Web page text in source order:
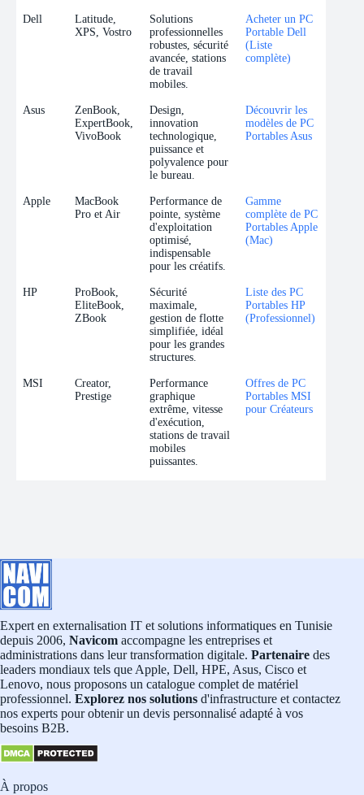
Dell
Latitude,
XPS, Vostro
Solutions
professionnelles
robustes, sécurité
avancée, stations
de travail
mobiles.
Acheter un PC
Portable Dell
(Liste
complète)
Asus
ZenBook,
ExpertBook,
VivoBook
Design,
innovation
technologique,
puissance et
polyvalence pour
le bureau.
Découvrir les
modèles de PC
Portables Asus
Apple
MacBook
Pro et Air
Performance de
pointe, système
d'exploitation
optimisé,
indispensable
pour les créatifs.
Gamme
complète de PC
Portables Apple
(Mac)
HP
ProBook,
EliteBook,
ZBook
Sécurité
maximale,
gestion de flotte
simplifiée, idéal
pour les grandes
structures.
Liste des PC
Portables HP
(Professionnel)
MSI
Creator,
Prestige
Performance
graphique
extrême, vitesse
d'exécution,
stations de travail
mobiles
puissantes.
Offres de PC
Portables MSI
pour Créateurs
Expert en externalisation IT et solutions informatiques en Tunisie
depuis 2006, Navicom accompagne les entreprises et
administrations dans leur transformation digitale. Partenaire des
leaders mondiaux tels que Apple, Dell, HPE, Asus, Cisco et
Lenovo, nous proposons un catalogue complet de matériel
professionnel. Explorez nos solutions d'infrastructure et contactez
nos experts pour obtenir un devis personnalisé adapté à vos
besoins B2B.
À propos